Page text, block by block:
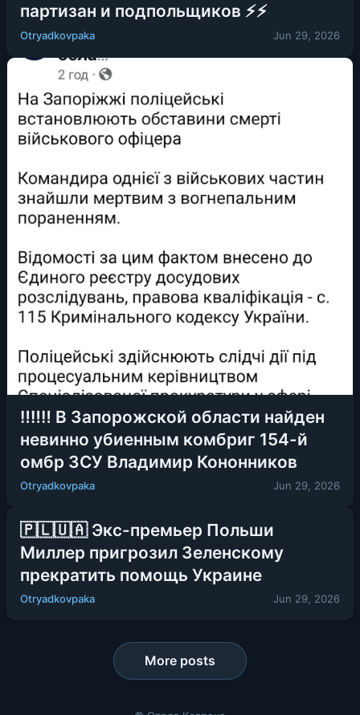
партизан и подпольщиков ⚡️⚡️
Otryadkovpaka Jun 29, 2026
‼️‼️‼️ В Запорожской области найден
невинно убиенным комбриг 154-й
омбр ЗСУ Владимир Кононников
Otryadkovpaka Jun 29, 2026
🇵🇱🇺🇦 Экс-премьер Польши
Миллер пригрозил Зеленскому
прекратить помощь Украине
Otryadkovpaka Jun 29, 2026
More posts